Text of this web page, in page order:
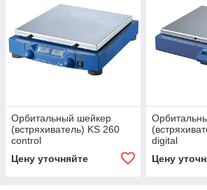
Орбитальный шейкер
(встряхиватель) KS 260
control
Цену уточняйте
digital
Цену